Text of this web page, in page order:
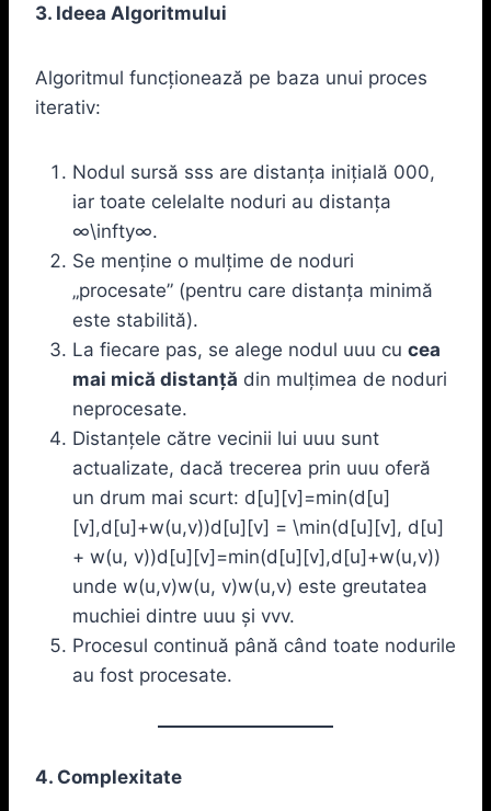
3. Ideea Algoritmului
Algoritmul funcționează pe baza unui proces
iterativ:
Nodul sursă sss are distanța inițială 000,
iar toate celelalte noduri au distanța
∞\infty∞.
Se menține o mulțime de noduri
„procesate” (pentru care distanța minimă
este stabilită).
La fiecare pas, se alege nodul uuu cu cea
mai mică distanță din mulțimea de noduri
neprocesate.
Distanțele către vecinii lui uuu sunt
actualizate, dacă trecerea prin uuu oferă
un drum mai scurt: d[u][v]=min⁡(d[u]
[v],d[u]+w(u,v))d[u][v] = \min(d[u][v], d[u]
+ w(u, v))d[u][v]=min(d[u][v],d[u]+w(u,v))
unde w(u,v)w(u, v)w(u,v) este greutatea
muchiei dintre uuu și vvv.
Procesul continuă până când toate nodurile
au fost procesate.
4. Complexitate